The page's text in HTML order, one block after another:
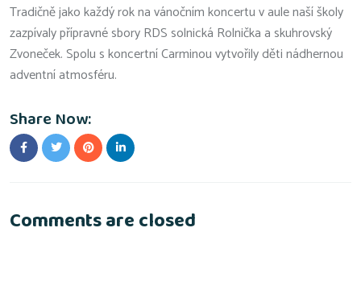
Tradičně jako každý rok na vánočním koncertu v aule naší školy
zazpívaly přípravné sbory RDS solnická Rolnička a skuhrovský
Zvoneček. Spolu s koncertní Carminou vytvořily děti nádhernou
adventní atmosféru.
Share Now:
Comments are closed